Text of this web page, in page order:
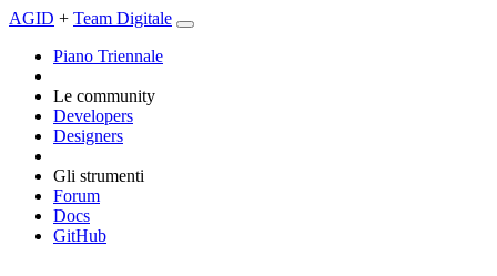
AGID + Team Digitale
Piano Triennale
Le community
Developers
Designers
Gli strumenti
Forum
Docs
GitHub